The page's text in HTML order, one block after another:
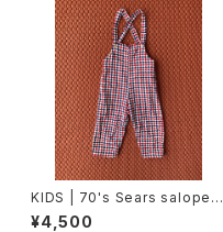
KIDS | 70's Sears salopett
e (90cm)
¥4,500